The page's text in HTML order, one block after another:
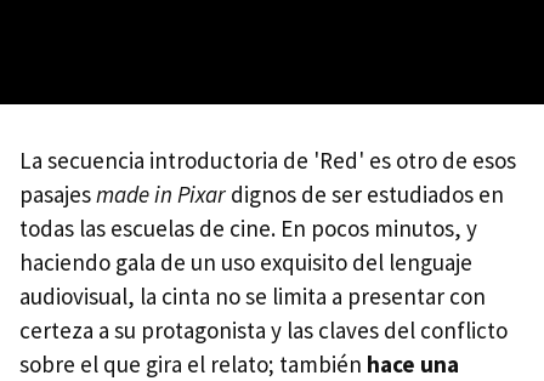
La secuencia introductoria de 'Red' es otro de esos
pasajesmade in Pixar dignos de ser estudiados en
todas las escuelas de cine. En pocos minutos, y
haciendo gala de un uso exquisito del lenguaje
audiovisual, la cinta no se limita a presentar con
certeza a su protagonista y las claves del conflicto
sobre el que gira el relato; también hace una